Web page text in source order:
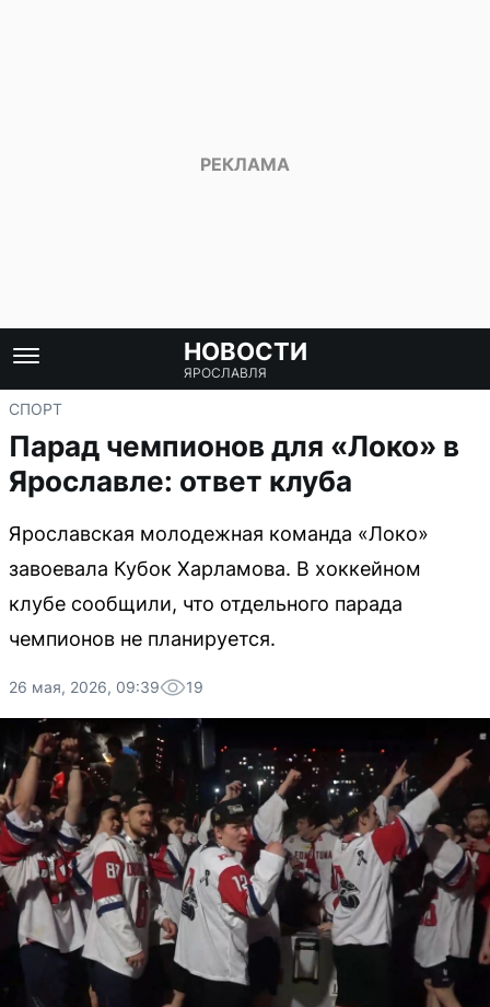
НОВОСТИ
ЯРОСЛАВЛЯ
СПОРТ
Парад чемпионов для «Локо» в
Ярославле: ответ клуба
Ярославская молодежная команда «Локо»
завоевала Кубок Харламова. В хоккейном
клубе сообщили, что отдельного парада
чемпионов не планируется.
26 мая, 2026, 09:39 19